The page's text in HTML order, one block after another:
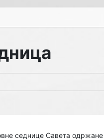
седнице Савета